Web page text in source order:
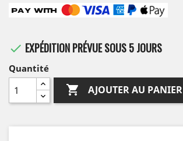
 EXPÉDITION PRÉVUE SOUS 5 JOURS
Quantité
 AJOUTER AU PANIER